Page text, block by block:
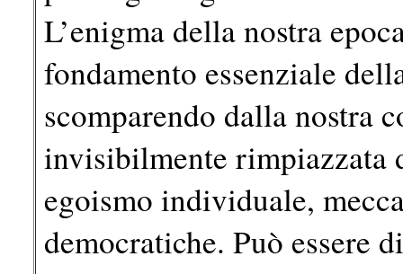
L’enigma della nostra
fondamento essenziale
scomparendo dalla nostra
invisibilmente rimpiazzata
egoismo individuale,
democratiche. Può essere